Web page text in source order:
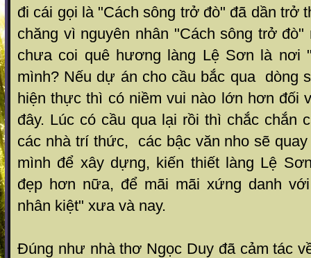
đi cái gọi là "Cách sông trở đò" đã dần trở
chăng vì nguyên nhân "Cách sông trở
chưa coi quê hương làng Lệ Sơn là nơi
mình? Nếu dự án cho cầu bắc qua dòng
hiện thực thì có niềm vui nào lớn hơn đối
đây. Lúc có cầu qua lại rồi thì chắc chắn
các nhà trí thức, các bậc văn nho sẽ
mình để xây dựng, kiến thiết làng Lệ
đẹp hơn nữa, để mãi mãi xứng danh
nhân kiệt" xưa và nay.
Đúng như nhà thơ Ngọc Duy đã cảm tác